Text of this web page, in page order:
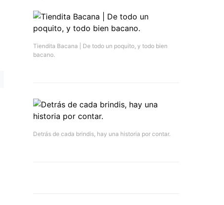
Tiendita Bacana | De todo un poquito, y todo bien
bacano.
Detrás de cada brindis, hay una historia por contar.